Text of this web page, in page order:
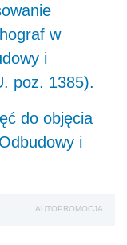
w
i
poz. 1385).
do objęcia
i
AUTOPROMOCJA